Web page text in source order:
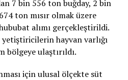
7 bin 556 ton buğday, 2 bin
ton mısır olmak üzere
alımı gerçekleştirildi.
hayvan varlığı
bölgeye ulaştırıldı.
için ulusal ölçekte süt